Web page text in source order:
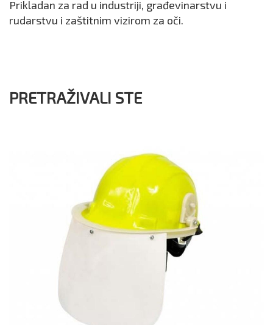
Prikladan za rad u industriji, građevinarstvu i
rudarstvu i zaštitnim vizirom za oči.
PRETRAŽIVALI STE